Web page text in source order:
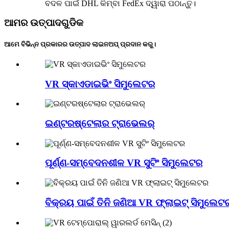
ବଦଳ ପାଇଁ DHL କିମ୍ବା FedEx ଦ୍ୱାରା ପଠାନ୍ତୁ।
ଆମର ଉତ୍ପାଦଗୁଡିକ
ଆମେ ବିଭିନ୍ନ ପ୍ରକାରର ଉତ୍ପାଦ ଲାଇନଅପ୍ ପ୍ରଦାନ କରୁ।
VR ସ୍କାଏଡାଇଭିଂ ସିମୁଲେଟର
ଇଣ୍ଟରଷ୍ଟେଲାର ଟ୍ରାଭେଲର୍
ପୂର୍ଣ୍ଣ-ସମ୍ବେଦନଶୀଳ VR ସୁଟିଂ ସିମୁଲେଟର
ବିକ୍ରୟ ପାଇଁ ତିନି ଜଣିଆ VR ଫ୍ଲାଇଟ୍